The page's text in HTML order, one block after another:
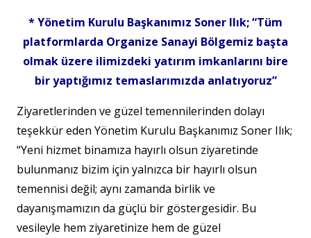
* Yönetim Kurulu Başkanımız Soner Ilık; “Tüm
platformlarda Organize Sanayi Bölgemiz başta
olmak üzere ilimizdeki yatırım imkanlarını bire
bir yaptığımız temaslarımızda anlatıyoruz”
Ziyaretlerinden ve güzel temennilerinden dolayı
teşekkür eden Yönetim Kurulu Başkanımız Soner Ilık;
“Yeni hizmet binamıza hayırlı olsun ziyaretinde
bulunmanız bizim için yalnızca bir hayırlı olsun
temennisi değil; aynı zamanda birlik ve
dayanışmamızın da güçlü bir göstergesidir. Bu
vesileyle hem ziyaretinize hem de güzel